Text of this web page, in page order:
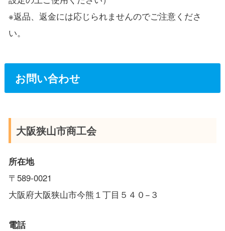
※返品、返金には応じられませんのでご注意くださ
い。
お問い合わせ
大阪狭山市商工会
所在地
〒589-0021
大阪府大阪狭山市今熊１丁目５４０−３
電話